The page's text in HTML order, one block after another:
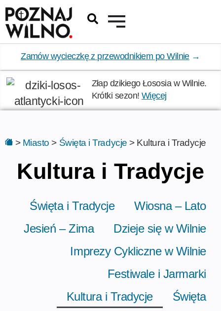
Zamów wycieczkę z przewodnikiem po Wilnie→
Złap dzikiego Łososia w Wilnie.
Krótki sezon! Więcej
> Miasto > Święta i Tradycje > Kultura i Tradycje
Kultura i Tradycje
Święta i Tradycje
Wiosna – Lato
Jesień – Zima
Dzieje się w Wilnie
Imprezy Cykliczne w Wilnie
Festiwale i Jarmarki
Kultura i Tradycje
Święta